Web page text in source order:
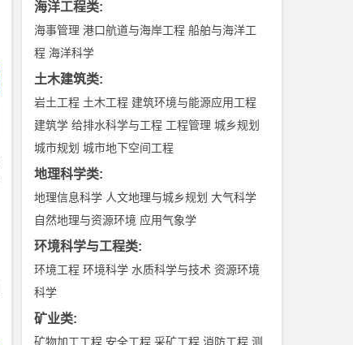
海洋工程类:
海事管理 港口航道与海岸工程 船舶与海洋工
程 海洋科学
土木建筑类:
岩土工程 土木工程 建筑环境与能源应用工程
建筑学 给排水科学与工程 工程管理 城乡规划
城市规划 城市地下空间工程
地理科学类:
地理信息科学 人文地理与城乡规划 大气科学
自然地理与资源环境 应用气象学
环境科学与工程类:
环境工程 环境科学 水质科学与技术 资源环境
科学
矿业类:
矿物加工工程 安全工程 采矿工程 消防工程 测